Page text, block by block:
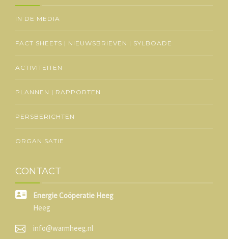
IN DE MEDIA
FACT SHEETS | NIEUWSBRIEVEN | SYLBOADE
ACTIVITEITEN
PLANNEN | RAPPORTEN
PERSBERICHTEN
ORGANISATIE
CONTACT
Energie Coöperatie Heeg
Heeg
info@warmheeg.nl